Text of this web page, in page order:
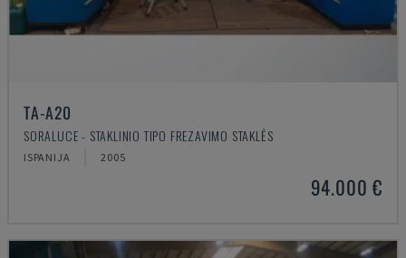
TA-A20
SORALUCE - STAKLINIO TIPO FREZAVIMO STAKLĖS
ISPANIJA 2005
94.000 €